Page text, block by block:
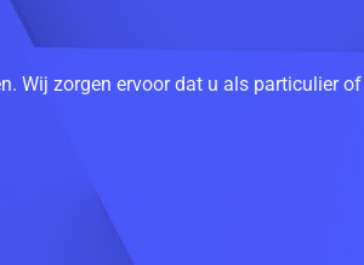
Wij zorgen ervoor dat u als particulier